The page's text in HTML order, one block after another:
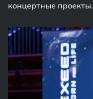
концертные проекты.